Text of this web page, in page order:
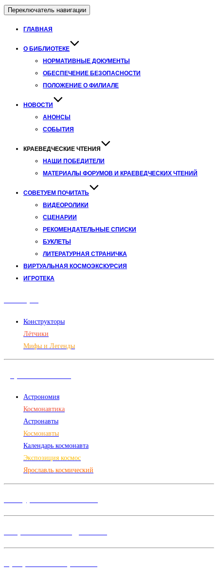
Переключатель навигации
ГЛАВНАЯ
О БИБЛИОТЕКЕ
НОРМАТИВНЫЕ ДОКУМЕНТЫ
ОБЕСПЕЧЕНИЕ БЕЗОПАСНОСТИ
ПОЛОЖЕНИЕ О ФИЛИАЛЕ
НОВОСТИ
АНОНСЫ
СОБЫТИЯ
КРАЕВЕДЧЕСКИЕ ЧТЕНИЯ
НАШИ ПОБЕДИТЕЛИ
МАТЕРИАЛЫ ФОРУМОВ И КРАЕВЕДЧЕСКИХ ЧТЕНИЙ
СОВЕТУЕМ ПОЧИТАТЬ
ВИДЕОРОЛИКИ
СЦЕНАРИИ
РЕКОМЕНДАТЕЛЬНЫЕ СПИСКИ
БУКЛЕТЫ
ЛИТЕРАТУРНАЯ СТРАНИЧКА
ВИРТУАЛЬНАЯ КОСМОЭКСКУРСИЯ
ИГРОТЕКА
Конструкторы
Лётчики
Мифы и Легенды
Астрономия
Космонавтика
Астронавты
Космонавты
Календарь космонавта
Экспозиция космос
Ярославль космический